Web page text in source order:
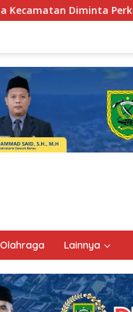
Olahraga Lainnya